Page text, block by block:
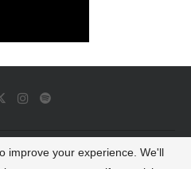
All Rights Reserved
improve your experience. We'll